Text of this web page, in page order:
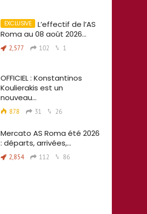
L’effectif de l’AS
Roma au 08 août 2026…
2,577 102 1
OFFICIEL : Konstantinos
Koulierakis est un
nouveau…
878 31 26
Mercato AS Roma été 2026
: départs, arrivées,…
2,854 112 86